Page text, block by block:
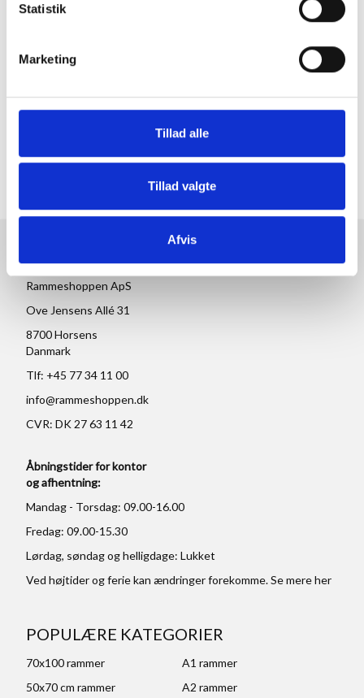
Statistik
Marketing
Tillad alle
Tillad valgte
Afvis
Acryl er en type frontglas der bedst rengøres med
akryl rens til rengøring -
størrelser og farver ligeherog hvis du er på jagt
i selv store størrelser der passer til rammer i
Rammeshoppen ApS
Ove Jensens Allé 31
8700 Horsens
Danmark
Tlf: +45 77 34 11 00
info@rammeshoppen.dk
CVR: DK 27 63 11 42
Åbningstider for kontor
og afhentning:
Mandag - Torsdag: 09.00-16.00
Fredag: 09.00-15.30
Lørdag, søndag og helligdage: Lukket
Ved højtider og ferie kan ændringer forekomme. Se mereher
POPULÆRE KATEGORIER
70x100 rammer
A1 rammer
50x70 cm rammer
A2 rammer